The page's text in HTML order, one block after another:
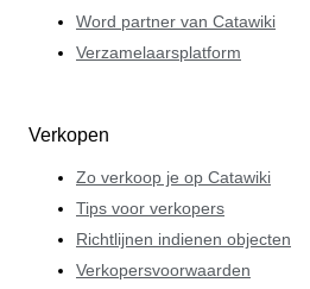
Word partner van Catawiki
Verzamelaarsplatform
Verkopen
Zo verkoop je op Catawiki
Tips voor verkopers
Richtlijnen indienen objecten
Verkopersvoorwaarden